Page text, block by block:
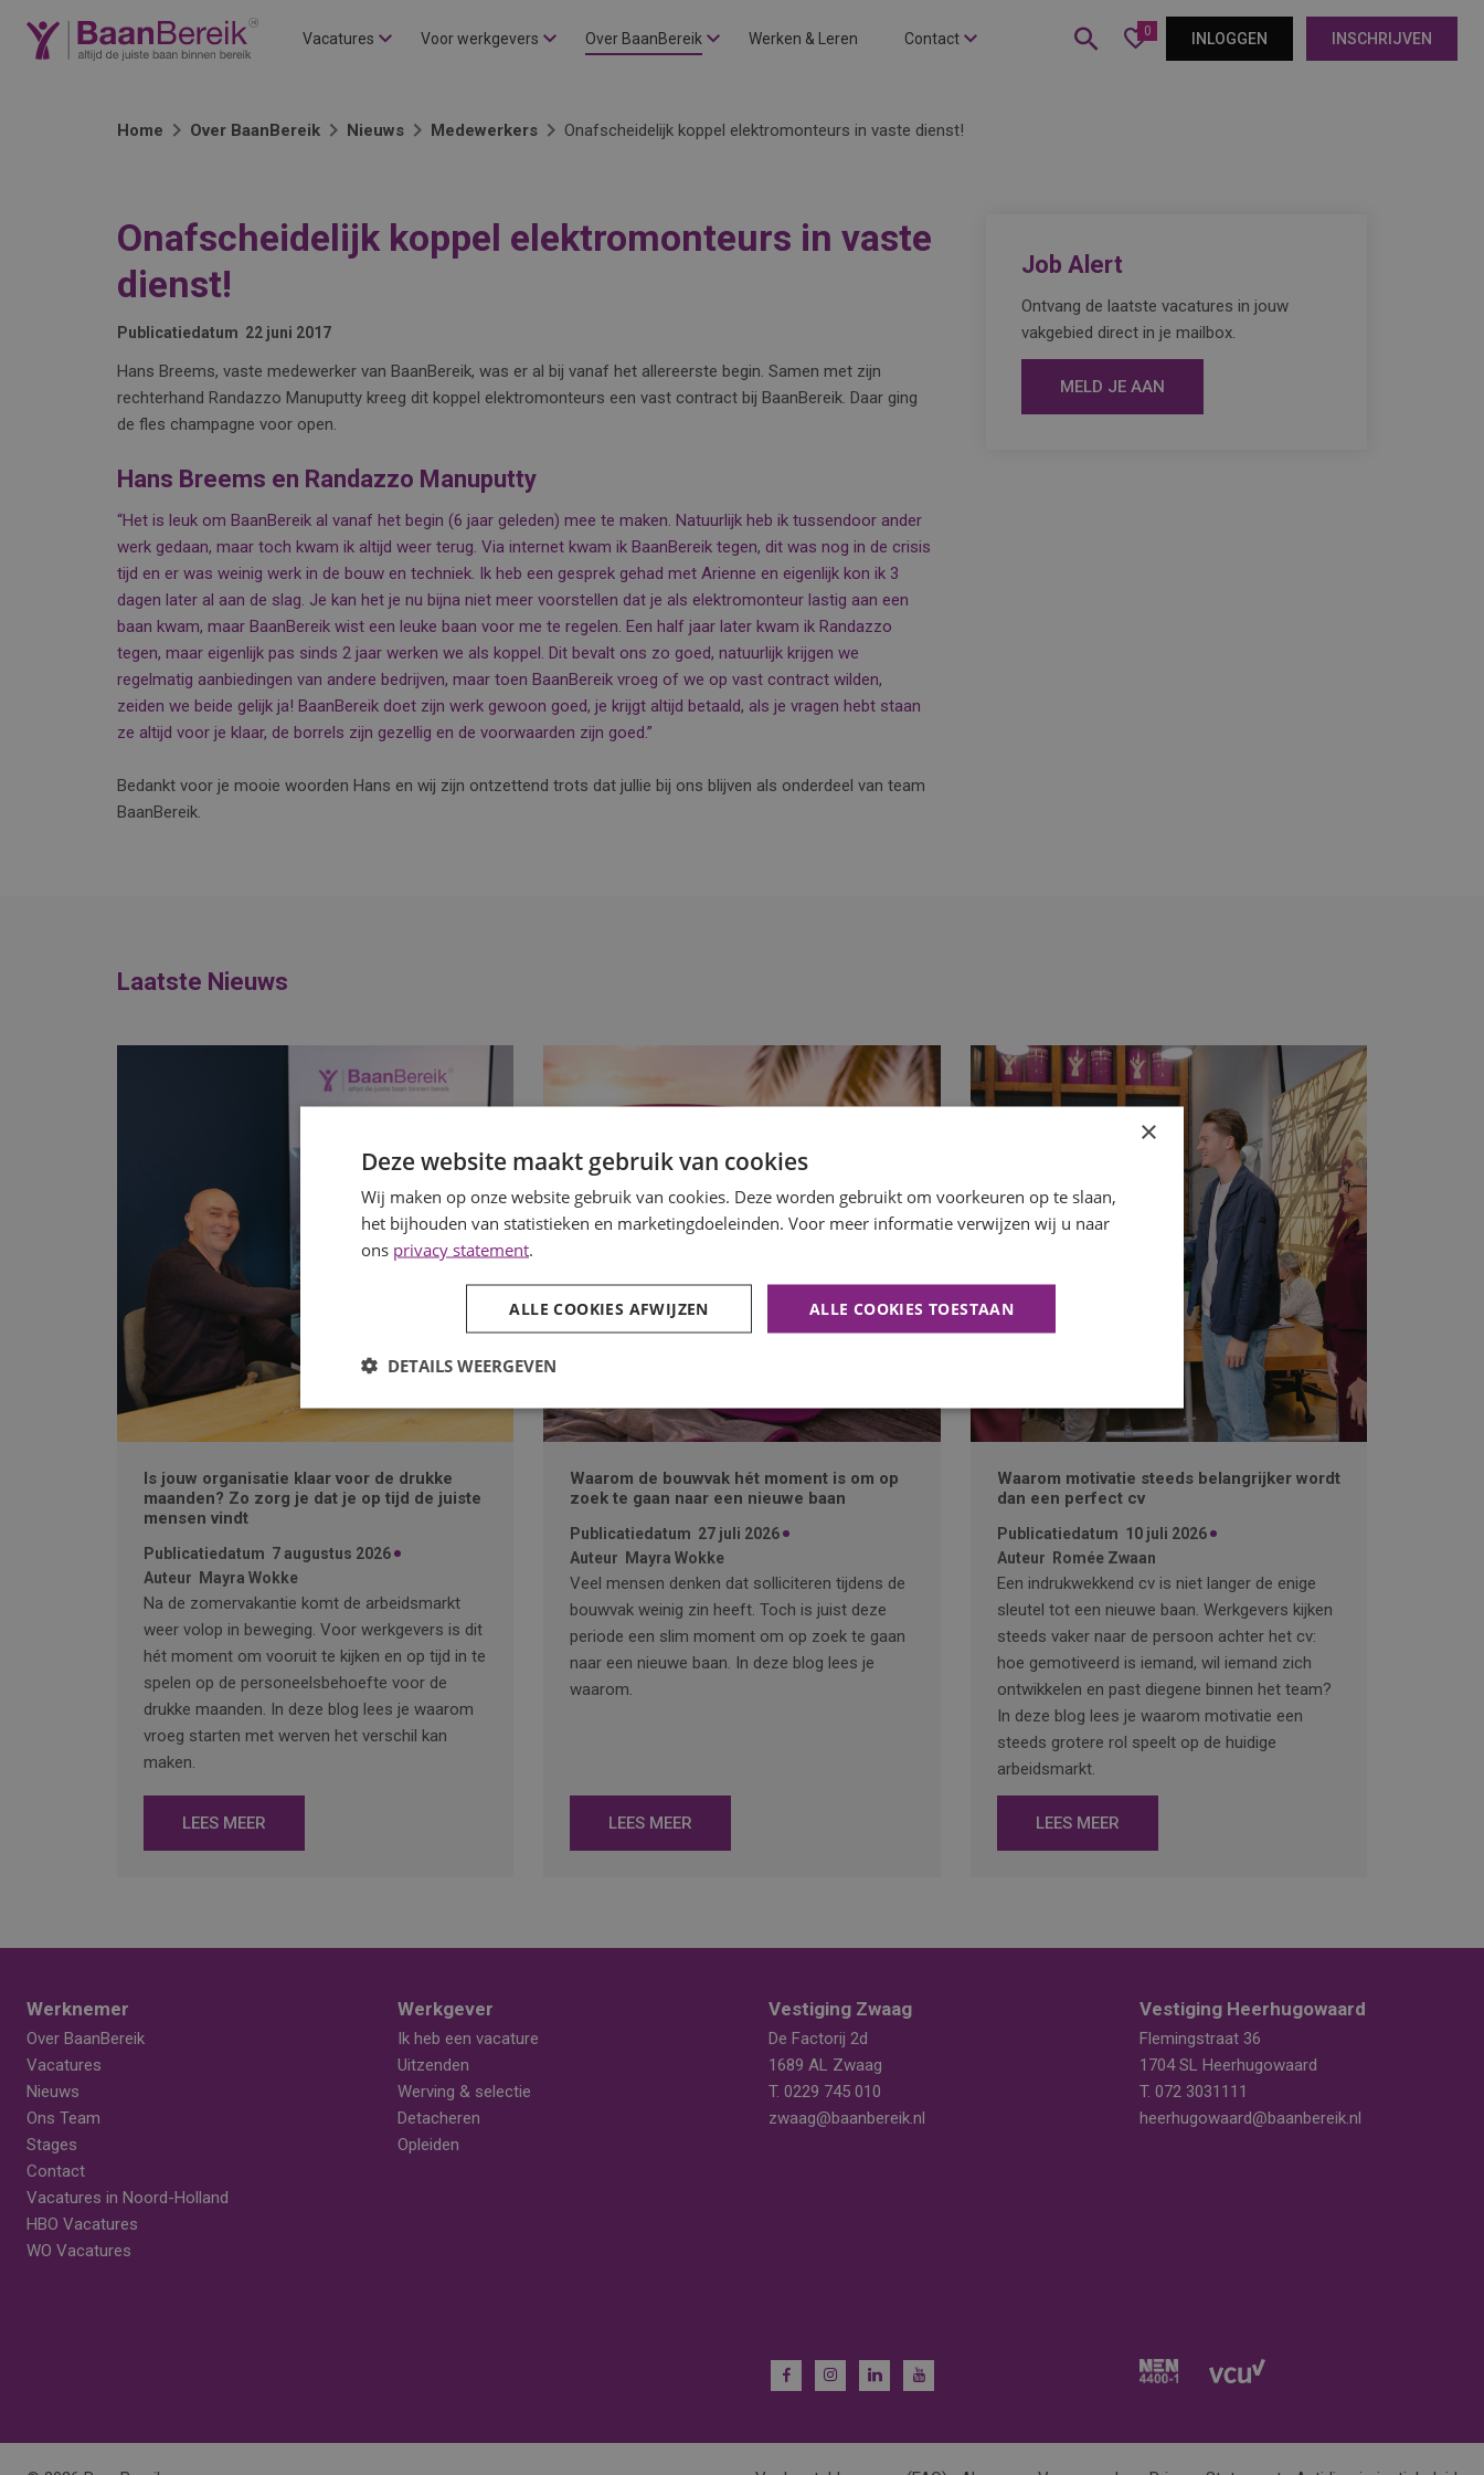
Vacatures Voor werkgevers Over BaanBereik Werken & Leren Contact 0 INLOGGEN INSCHRIJVEN
Home Over BaanBereik Nieuws Medewerkers Onafscheidelijk koppel elektromonteurs in vaste dienst!
Onafscheidelijk koppel elektromonteurs in vaste
dienst!
Publicatiedatum 22 juni 2017
Hans Breems, vaste medewerker van BaanBereik, was er al bij vanaf het allereerste begin. Samen met zijn
rechterhand Randazzo Manuputty kreeg dit koppel elektromonteurs een vast contract bij BaanBereik. Daar ging
de fles champagne voor open.
Hans Breems en Randazzo Manuputty
“Het is leuk om BaanBereik al vanaf het begin (6 jaar geleden) mee te maken. Natuurlijk heb ik tussendoor ander
werk gedaan, maar toch kwam ik altijd weer terug. Via internet kwam ik BaanBereik tegen, dit was nog in de crisis
tijd en er was weinig werk in de bouw en techniek. Ik heb een gesprek gehad met Arienne en eigenlijk kon ik 3
dagen later al aan de slag. Je kan het je nu bijna niet meer voorstellen dat je als elektromonteur lastig aan een
baan kwam, maar BaanBereik wist een leuke baan voor me te regelen. Een half jaar later kwam ik Randazzo
tegen, maar eigenlijk pas sinds 2 jaar werken we als koppel. Dit bevalt ons zo goed, natuurlijk krijgen we
regelmatig aanbiedingen van andere bedrijven, maar toen BaanBereik vroeg of we op vast contract wilden,
zeiden we beide gelijk ja! BaanBereik doet zijn werk gewoon goed, je krijgt altijd betaald, als je vragen hebt staan
ze altijd voor je klaar, de borrels zijn gezellig en de voorwaarden zijn goed.”
Bedankt voor je mooie woorden Hans en wij zijn ontzettend trots dat jullie bij ons blijven als onderdeel van team
BaanBereik.
Job Alert
Ontvang de laatste vacatures in jouw
vakgebied direct in je mailbox.
MELD JE AAN
Laatste Nieuws
Is jouw organisatie klaar voor de drukke
maanden? Zo zorg je dat je op tijd de juiste
mensen vindt
Publicatiedatum 7 augustus 2026
Auteur
Mayra Wokke
Na de zomervakantie komt de arbeidsmarkt
weer volop in beweging. Voor werkgevers is dit
hét moment om vooruit te kijken en op tijd in te
spelen op de personeelsbehoefte voor de
drukke maanden. In deze blog lees je waarom
vroeg starten met werven het verschil kan
maken.
LEES MEER
Waarom de bouwvak hét moment is om op
zoek te gaan naar een nieuwe baan
Publicatiedatum 27 juli 2026
Auteur
Mayra Wokke
Veel mensen denken dat solliciteren tijdens de
bouwvak weinig zin heeft. Toch is juist deze
periode een slim moment om op zoek te gaan
naar een nieuwe baan. In deze blog lees je
waarom.
LEES MEER
Waarom motivatie steeds belangrijker wordt
dan een perfect cv
Publicatiedatum 10 juli 2026
Auteur
Romée Zwaan
Een indrukwekkend cv is niet langer de enige
sleutel tot een nieuwe baan. Werkgevers kijken
steeds vaker naar de persoon achter het cv:
hoe gemotiveerd is iemand, wil iemand zich
ontwikkelen en past diegene binnen het team?
In deze blog lees je waarom motivatie een
steeds grotere rol speelt op de huidige
arbeidsmarkt.
LEES MEER
Werknemer
Over BaanBereik
Vacatures
Nieuws
Ons Team
Stages
Contact
Vacatures in Noord-Holland
HBO Vacatures
WO Vacatures
Werkgever
Ik heb een vacature
Uitzenden
Werving & selectie
Detacheren
Opleiden
Vestiging Zwaag
De Factorij 2d
1689 AL Zwaag
T. 0229 745 010
zwaag@baanbereik.nl
Vestiging Heerhugowaard
Flemingstraat 36
1704 SL Heerhugowaard
T. 072 3031111
heerhugowaard@baanbereik.nl
×
Deze website maakt gebruik van cookies
Wij maken op onze website gebruik van cookies. Deze worden gebruikt om voorkeuren op te slaan,
het bijhouden van statistieken en marketingdoeleinden. Voor meer informatie verwijzen wij u naar
ons privacy statement.
ALLE COOKIES TOESTAAN
ALLE COOKIES AFWIJZEN
DETAILS WEERGEVEN